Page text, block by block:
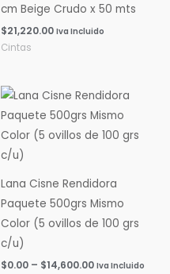
cm Beige Crudo x 50 mts
$21,220.00 Iva Incluido
Cintas
Lana Cisne Rendidora
Paquete 500grs Mismo
Color (5 ovillos de 100 grs
c/u)
$0.00 – $14,600.00
Rango
de
precios:
desde
$0.00
Iva Incluido